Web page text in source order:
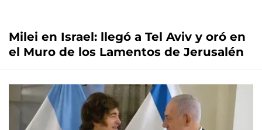
Milei en Israel: llegó a Tel Aviv y oró en
el Muro de los Lamentos de Jerusalén